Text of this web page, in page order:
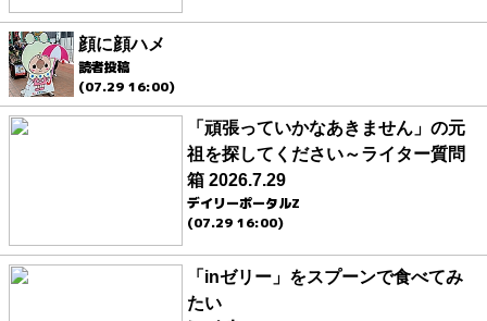
顔に顔ハメ
読者投稿
(07.29 16:00)
「頑張っていかなあきません」の元
祖を探してください～ライター質問
箱 2026.7.29
デイリーポータルZ
(07.29 16:00)
「inゼリー」をスプーンで食べてみ
たい